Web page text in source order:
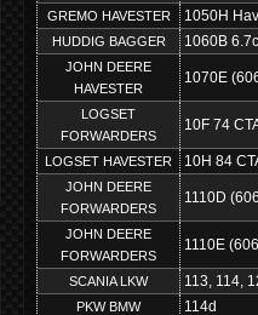
GREMO HAVESTER 1050H
HUDDIG BAGGER 1060B
JOHN DEERE
HAVESTER
1070E
LOGSET
FORWARDERS
10F 74
LOGSET HAVESTER 10H 84
JOHN DEERE
FORWARDERS
1110D
JOHN DEERE
FORWARDERS
1110E
SCANIA LKW 113, 114,
PKW BMW 114d